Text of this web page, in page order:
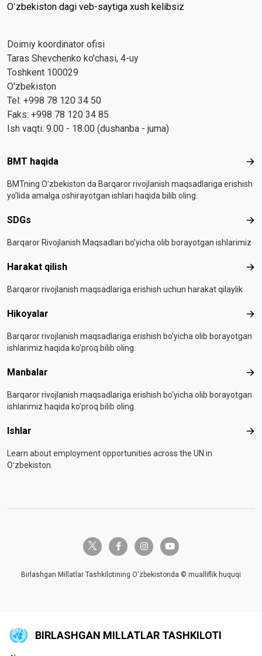
Oʻzbekiston dagi veb-saytiga xush kelibsiz
Doimiy koordinator ofisi
Taras Shevchenko ko'chasi, 4-uy
Toshkent 100029
O'zbekiston
Tel: +998 78 120 34 50
Faks: +998 78 120 34 85
Ish vaqti: 9.00 - 18.00 (dushanba - juma)
Footer menu
BMT haqida
BMTning Oʻzbekiston da Barqaror rivojlanish maqsadlariga erishish
yo'lida amalga oshirayotgan ishlari haqida bilib oling.
SDGs
Barqaror Rivojlanish Maqsadlari bo’yicha olib borayotgan ishlarimiz
Harakat qilish
Barqaror rivojlanish maqsadlariga erishish uchun harakat qilaylik
Hikoyalar
Barqaror rivojlanish maqsadlariga erishish bo'yicha olib borayotgan
ishlarimiz haqida ko'proq bilib oling.
Manbalar
Barqaror rivojlanish maqsadlariga erishish bo'yicha olib borayotgan
ishlarimiz haqida ko'proq bilib oling.
Ishlar
Learn about employment opportunities across the UN in
Oʻzbekiston.
twitter-x facebook-finstagramyoutube
Birlashgan Millatlar Tashkilotining O'zbekistonda © mualliflik huquqi
BIRLASHGAN MILLATLAR TASHKILOTI